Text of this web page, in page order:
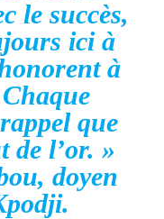
le succès,
ici à
à
que
de l’or. »
doyen